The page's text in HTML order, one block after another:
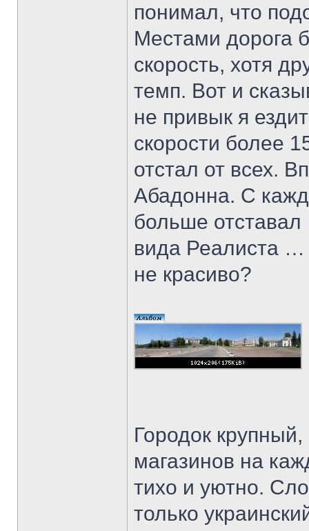
понимал, что
Местами дорога
скорость, хотя
темп. Вот и
не привык я
скорости более
отстал от всех.
Абадонна. С
больше
вида Реалиста …
не красиво?
Городок
магазинов на
тихо и уютно.
только